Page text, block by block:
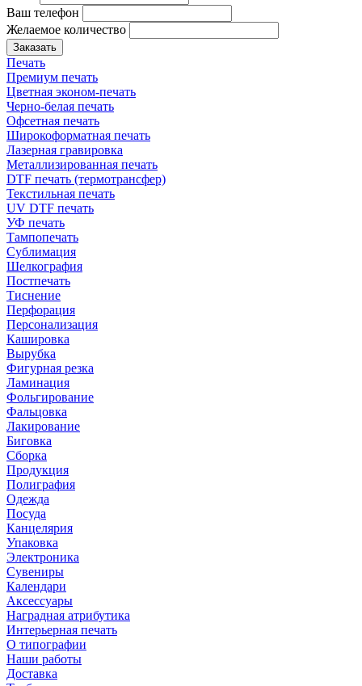
Ваш телефон
Желаемое количество
Заказать
Печать
Премиум печать
Цветная эконом-печать
Черно-белая печать
Офсетная печать
Широкоформатная печать
Лазерная гравировка
Металлизированная печать
DTF печать (термотрансфер)
Текстильная печать
UV DTF печать
УФ печать
Тампопечать
Сублимация
Шелкография
Постпечать
Тиснение
Перфорация
Персонализация
Кашировка
Вырубка
Фигурная резка
Ламинация
Фольгирование
Фальцовка
Лакирование
Биговка
Сборка
Продукция
Полиграфия
Одежда
Посуда
Канцелярия
Упаковка
Электроника
Сувениры
Календари
Аксессуары
Наградная атрибутика
Интерьерная печать
О типографии
Наши работы
Доставка